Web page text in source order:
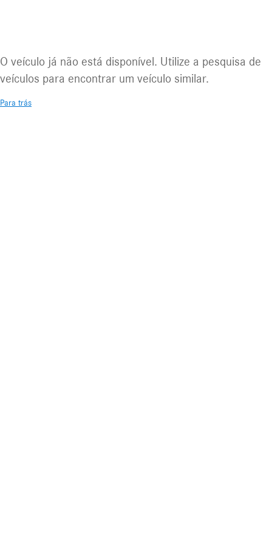
O veículo já não está disponível. Utilize a pesquisa de
veículos para encontrar um veículo similar.
Para trás